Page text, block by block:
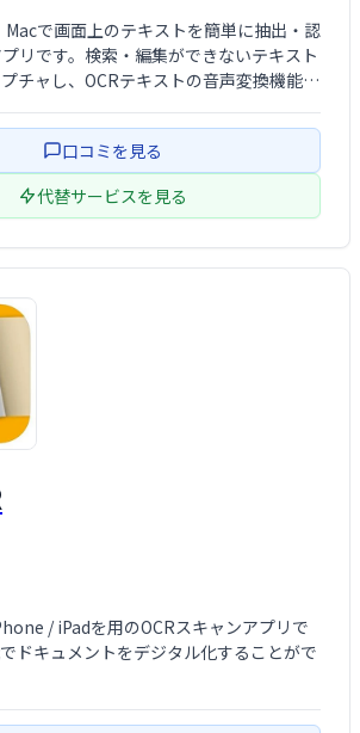
で画面上のテキストを簡単に抽出・認
リです。検索・編集ができないテキスト
チャし、OCRテキストの音声変換機能も
をテキストとして活用したい方におすす
口コミを見る
代替サービスを見る
/ iPadを用のOCRスキャンアプリで
ドキュメントをデジタル化することがで